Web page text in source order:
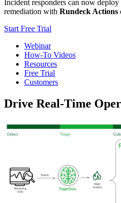
Incident responders can now
remediation with Rundeck Actions
Start Free Trial
Webinar
How-To Videos
Resources
Free Trial
Customers
Drive Real-Time